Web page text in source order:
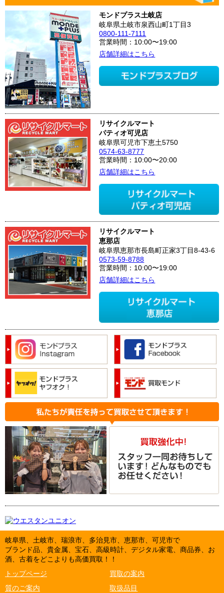
モンドプラス土岐店
岐阜県土岐市泉西山町1丁目3
0800-111-7111
営業時間：10:00〜19:00
店舗詳細はこちら
リサイクルマート
パティオ可児店
岐阜県可児市下恵土5750
0574-63-8777
営業時間：10:00〜20:00
店舗詳細はこちら
リサイクルマート
恵那店
岐阜県恵那市長島町正家3丁目8-43-6
0573-59-8788
営業時間：10:00〜19:00
店舗詳細はこちら
岐阜県、土岐市、瑞浪市、多治見市、恵那市、可児市で
ブランド品、貴金属、宝石、高級時計、デジタル家電、商品券、お
酒、古着をどこよりも高価買取！！
トップページ
買取の案内
質のご案内
取扱品目